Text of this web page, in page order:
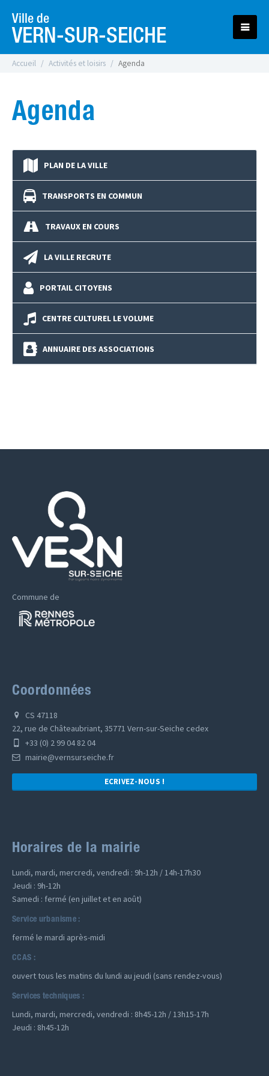
Ville de
VERN-SUR-SEICHE
Accueil Activités et loisirs Agenda
Agenda
PLAN DE LA VILLE
TRANSPORTS EN COMMUN
TRAVAUX EN COURS
LA VILLE RECRUTE
PORTAIL CITOYENS
CENTRE CULTUREL LE VOLUME
ANNUAIRE DES ASSOCIATIONS
Commune de
Coordonnées
CS 47118
22, rue de Châteaubriant, 35771 Vern-sur-Seiche cedex
+33 (0) 2 99 04 82 04
mairie@vernsurseiche.fr
ECRIVEZ-NOUS !
Horaires de la mairie
Lundi, mardi, mercredi, vendredi : 9h-12h / 14h-17h30
Jeudi : 9h-12h
Samedi : fermé (en juillet et en août)
Service urbanisme :
fermé le mardi après-midi
CCAS :
ouvert tous les matins du lundi au jeudi (sans rendez-vous)
Services techniques :
Lundi, mardi, mercredi, vendredi : 8h45-12h / 13h15-17h
Jeudi : 8h45-12h